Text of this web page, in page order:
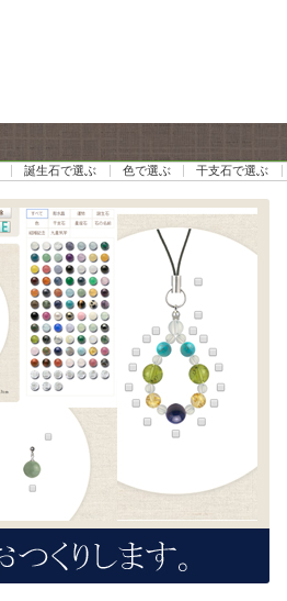
誕生石で選ぶ 色で選ぶ 干支石で選ぶ